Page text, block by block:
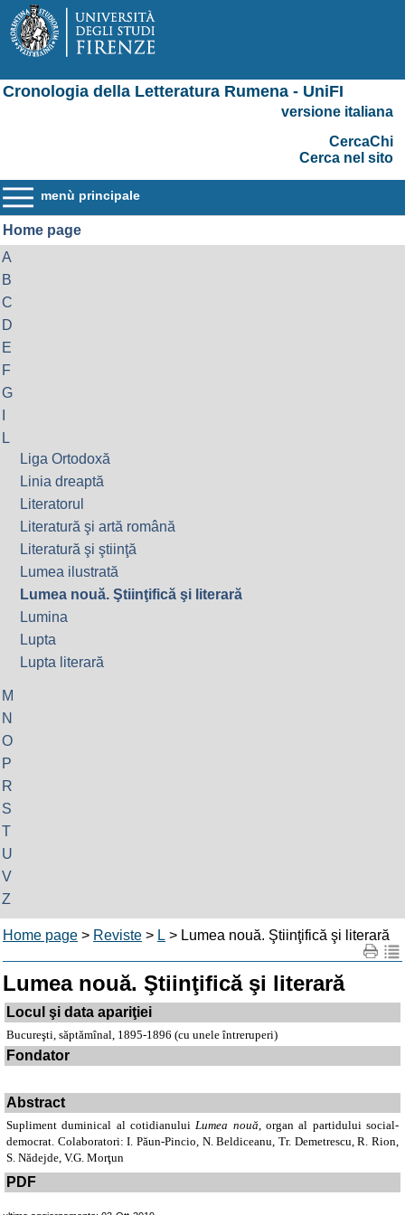
Cronologia della Letteratura Rumena - UniFI
versione italiana
CercaChi
Cerca nel sito
menù principale
Home page
A
B
C
D
E
F
G
L
Liga Ortodoxă
Linia dreaptă
Literatorul
Literatură şi artă română
Literatură şi ştiinţă
Lumea ilustrată
Lumea nouă. Ştiinţifică şi literară
Lumina
Lupta
Lupta literară
M
N
O
P
R
S
T
U
V
Z
Home page > Reviste > L > Lumea nouă. Ştiinţifică şi literară
Lumea nouă. Ştiinţifică şi literară
Locul şi data apariţiei
Bucureşti, săptămînal, 1895-1896 (cu unele întreruperi)
Fondator
Abstract
Supliment duminical al cotidianuluiLumea nouă, organ al partidului social-
democrat. Colaboratori: I. Păun-Pincio, N. Beldiceanu, Tr. Demetrescu, R. Rion,
S. Nădejde, V.G. Morţun
PDF